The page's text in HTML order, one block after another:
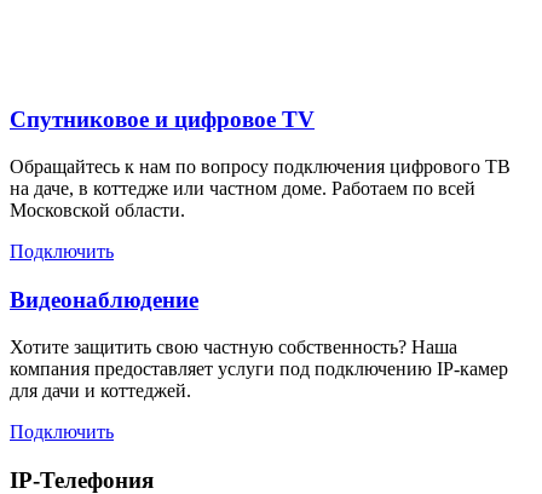
Спутниковое и цифровое TV
Обращайтесь к нам по вопросу подключения цифрового ТВ
на даче, в коттедже или частном доме. Работаем по всей
Московской области.
Подключить
Видеонаблюдение
Хотите защитить свою частную собственность? Наша
компания предоставляет услуги под подключению IP-камер
для дачи и коттеджей.
Подключить
IP-Телефония